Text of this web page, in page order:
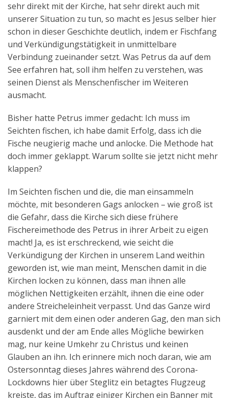
sehr direkt mit der Kirche, hat sehr direkt auch mit
unserer Situation zu tun, so macht es Jesus selber hier
schon in dieser Geschichte deutlich, indem er Fischfang
und Verkündigungstätigkeit in unmittelbare
Verbindung zueinander setzt. Was Petrus da auf dem
See erfahren hat, soll ihm helfen zu verstehen, was
seinen Dienst als Menschenfischer im Weiteren
ausmacht.
Bisher hatte Petrus immer gedacht: Ich muss im
Seichten fischen, ich habe damit Erfolg, dass ich die
Fische neugierig mache und anlocke. Die Methode hat
doch immer geklappt. Warum sollte sie jetzt nicht mehr
klappen?
Im Seichten fischen und die, die man einsammeln
möchte, mit besonderen Gags anlocken – wie groß ist
die Gefahr, dass die Kirche sich diese frühere
Fischereimethode des Petrus in ihrer Arbeit zu eigen
macht! Ja, es ist erschreckend, wie seicht die
Verkündigung der Kirchen in unserem Land weithin
geworden ist, wie man meint, Menschen damit in die
Kirchen locken zu können, dass man ihnen alle
möglichen Nettigkeiten erzählt, ihnen die eine oder
andere Streicheleinheit verpasst. Und das Ganze wird
garniert mit dem einen oder anderen Gag, den man sich
ausdenkt und der am Ende alles Mögliche bewirken
mag, nur keine Umkehr zu Christus und keinen
Glauben an ihn. Ich erinnere mich noch daran, wie am
Ostersonntag dieses Jahres während des Corona-
Lockdowns hier über Steglitz ein betagtes Flugzeug
kreiste, das im Auftrag einiger Kirchen ein Banner mit